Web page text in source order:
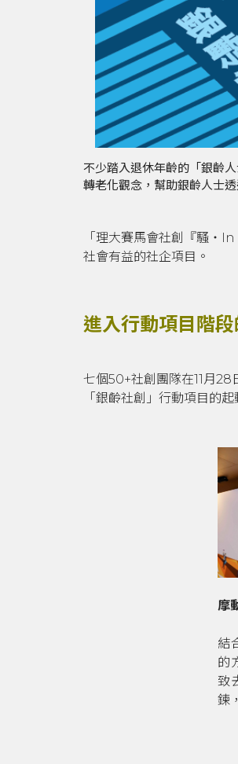
不少踏入退休年齡的「銀齡
轉老化觀念，幫助銀齡人士
「理大賽馬會社創『騷
社會有益的社企項目。
進入行動項目階
七個50+社創團隊在11月28
「銀齡社創」行動項目的
摩
結
的
致
鍊